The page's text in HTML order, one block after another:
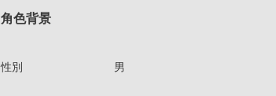
角色背景
性別 男